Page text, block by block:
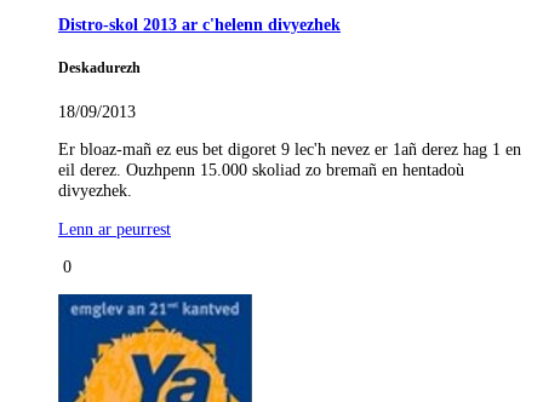
Distro-skol 2013 ar c'helenn divyezhek
Deskadurezh
18/09/2013
Er bloaz-mañ ez eus bet digoret 9 lec'h nevez er 1añ derez hag 1 en
eil derez. Ouzhpenn 15.000 skoliad zo bremañ en hentadoù
divyezhek.
Lenn ar peurrest
0